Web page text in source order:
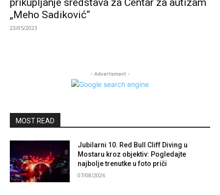
„Meho Sadiković“
23/05/2023
- Advertisment -
MOST READ
Jubilarni 10. Red Bull Cliff Diving u
Mostaru kroz objektiv: Pogledajte
najbolje trenutke u foto priči
07/08/2026